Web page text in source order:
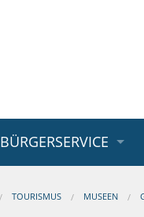
BÜRGERSERVICE
TOURISMUS MUSEEN